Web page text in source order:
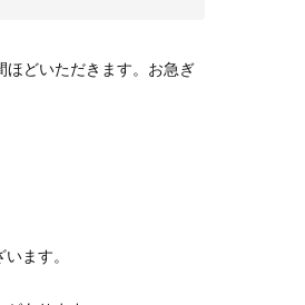
どいただきます。お急ぎ